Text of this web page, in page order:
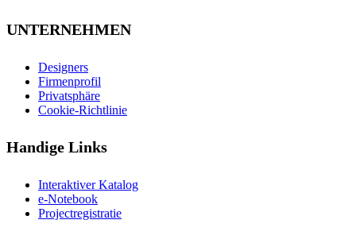
UNTERNEHMEN
Designers
Firmenprofil
Privatsphäre
Cookie-Richtlinie
Handige Links
Interaktiver Katalog
e-Notebook
Projectregistratie